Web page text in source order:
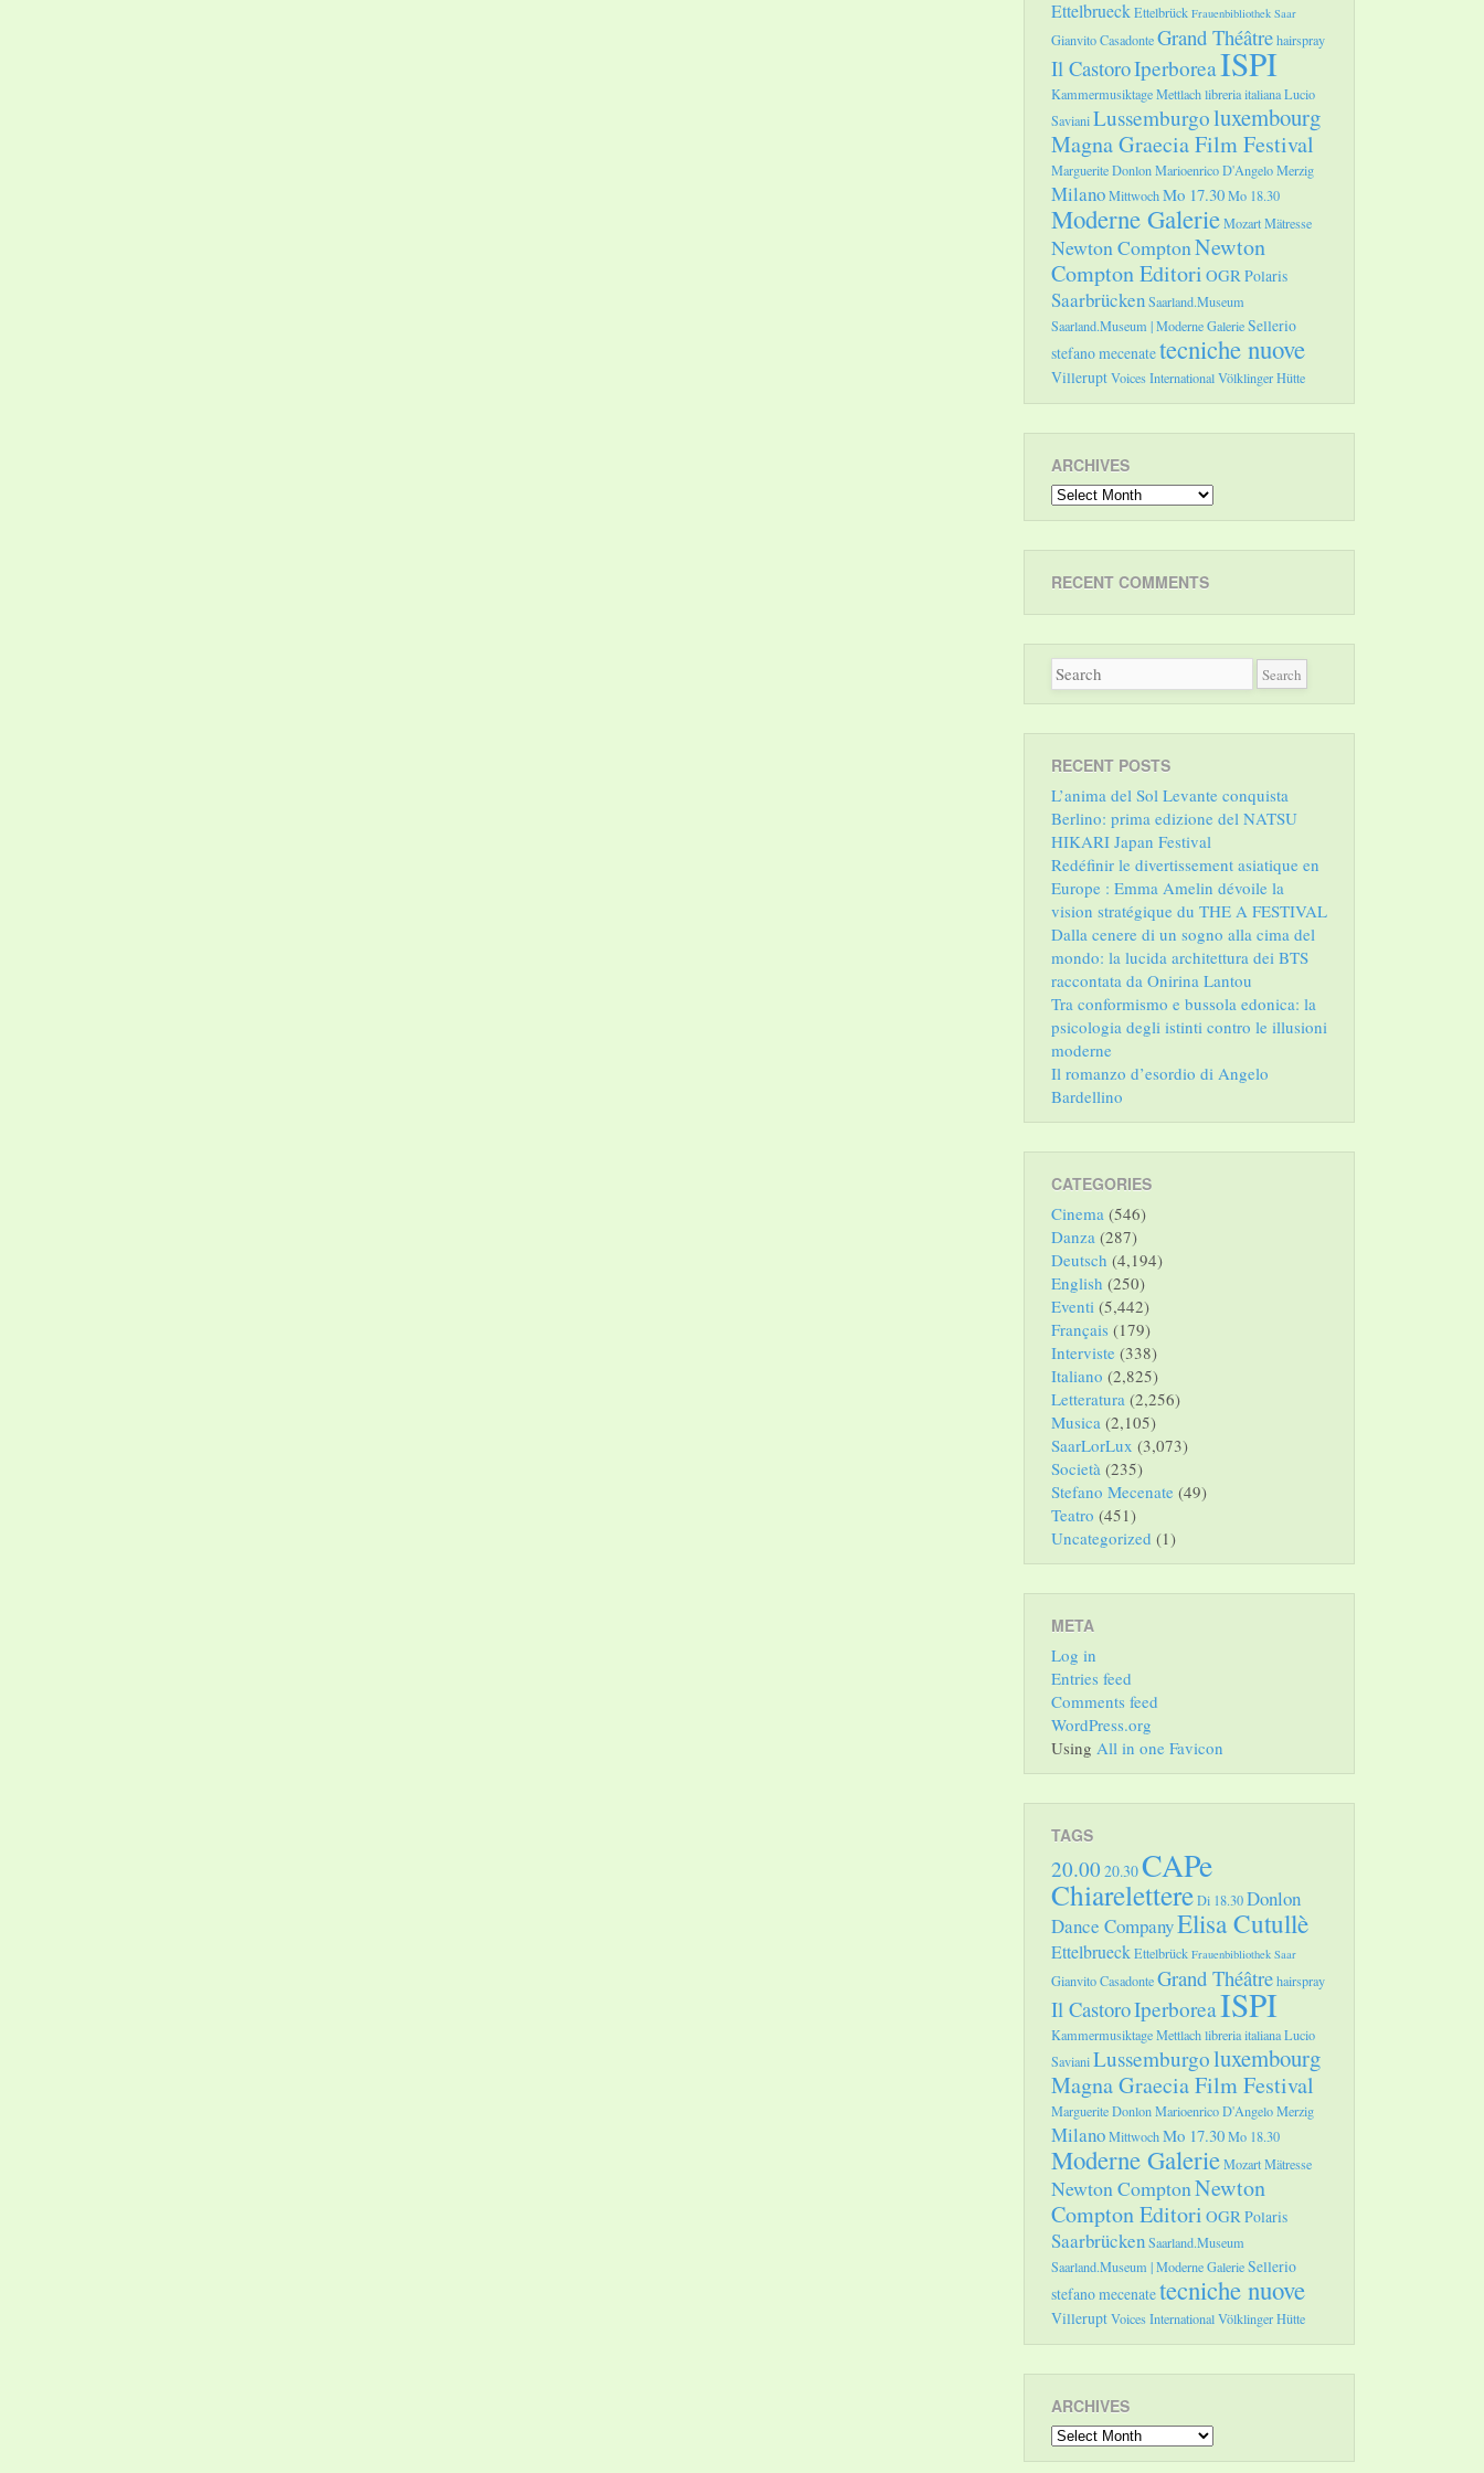
EttelbrueckEttelbrück Frauenbibliothek Saar
Gianvito CasadonteGrand Théâtrehairspray
Il CastoroIperboreaISPI
Kammermusiktage Mettlachlibreria italianaLucio
SavianiLussemburgoluxembourg
Magna Graecia Film Festival
Marguerite DonlonMarioenrico D'AngeloMerzig
MilanoMittwochMo 17.30Mo 18.30
Moderne GalerieMozartMätresse
Newton ComptonNewton
Compton Editori OGRPolaris
SaarbrückenSaarland.Museum
Saarland.Museum | Moderne GalerieSellerio
stefano mecenatetecniche nuove
VilleruptVoices InternationalVölklinger Hütte
ARCHIVES
Archives
RECENT COMMENTS
RECENT POSTS
L’anima del Sol Levante conquista
Berlino: prima edizione del NATSU
HIKARI Japan Festival
Redéfinir le divertissement asiatique en
Europe : Emma Amelin dévoile la
vision stratégique du THE A FESTIVAL
Dalla cenere di un sogno alla cima del
mondo: la lucida architettura dei BTS
raccontata da Onirina Lantou
Tra conformismo e bussola edonica: la
psicologia degli istinti contro le illusioni
moderne
Il romanzo d’esordio di Angelo
Bardellino
CATEGORIES
Cinema (546)
Danza (287)
Deutsch (4,194)
English (250)
Eventi (5,442)
Français (179)
Interviste (338)
Italiano (2,825)
Letteratura (2,256)
Musica (2,105)
SaarLorLux (3,073)
Società (235)
Stefano Mecenate (49)
Teatro (451)
Uncategorized (1)
META
Log in
Entries feed
Comments feed
WordPress.org
Using All in one Favicon
TAGS
20.00 20.30CAPe
ChiarelettereDi 18.30Donlon
Dance CompanyElisa Cutullè
EttelbrueckEttelbrück Frauenbibliothek Saar
Gianvito CasadonteGrand Théâtrehairspray
Il CastoroIperboreaISPI
Kammermusiktage Mettlachlibreria italianaLucio
SavianiLussemburgoluxembourg
Magna Graecia Film Festival
Marguerite DonlonMarioenrico D'AngeloMerzig
MilanoMittwochMo 17.30Mo 18.30
Moderne GalerieMozartMätresse
Newton ComptonNewton
Compton Editori OGRPolaris
SaarbrückenSaarland.Museum
Saarland.Museum | Moderne GalerieSellerio
stefano mecenatetecniche nuove
VilleruptVoices InternationalVölklinger Hütte
ARCHIVES
Archives